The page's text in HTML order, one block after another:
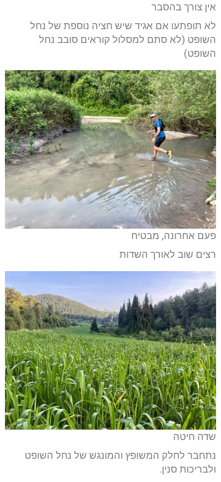
אין צורך בהסבר
לא תופתעו אם אגיד שיש חציה נוספת של נחל
השופט (לא סתם למסלול קוראים סובב נחל
השופט)
פעם אחרונה, מבטיח
רצים שוב לאורך השדות
שדה חיטה
נתחבר לחלק המשופץ והמונגש של נחל השופט
ולבריכות סנין.